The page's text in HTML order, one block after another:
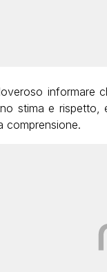
informare
stima e
comprensione.